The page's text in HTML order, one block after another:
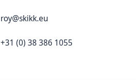
roy@skikk.eu
+31 (0) 38 386 1055